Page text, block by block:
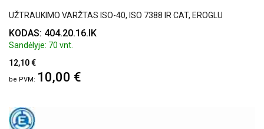
UŽTRAUKIMO VARŽTAS ISO-40, ISO 7388 IR CAT, EROGLU
KODAS: 404.20.16.IK
Sandėlyje: 70 vnt.
12,10 €
10,00 €